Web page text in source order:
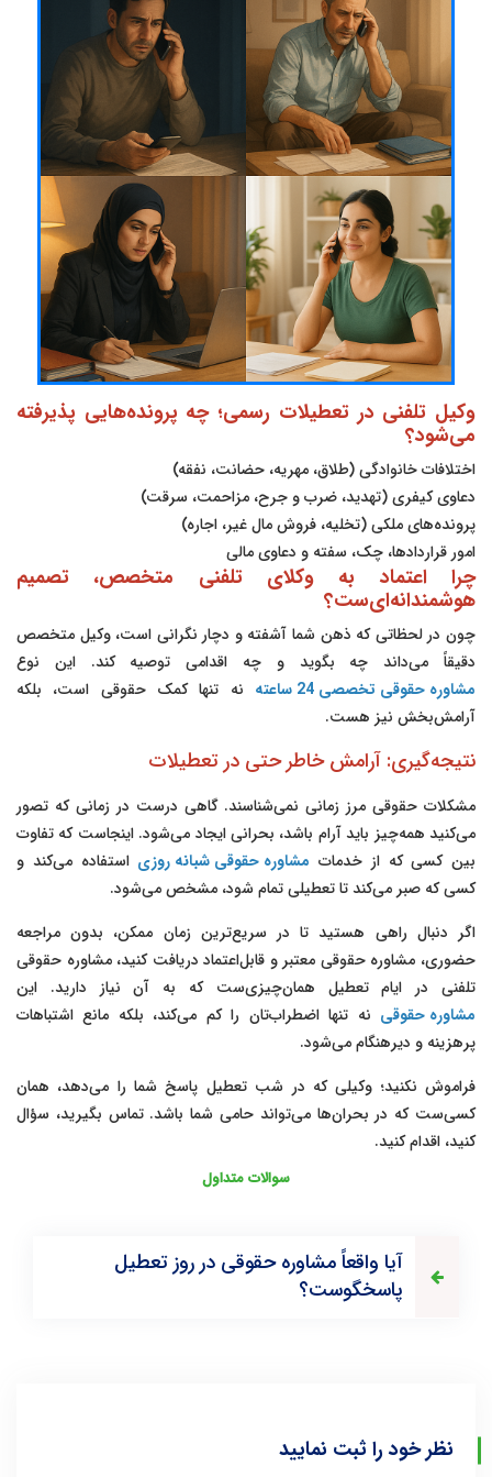
وکیل تلفنی در تعطیلات رسمی؛ چه پرونده‌هایی پذیرفته
می‌شود؟
اختلافات خانوادگی (طلاق، مهریه، حضانت، نفقه)
دعاوی کیفری (تهدید، ضرب و جرح، مزاحمت، سرقت)
پرونده‌های ملکی (تخلیه، فروش مال غیر، اجاره)
امور قراردادها، چک، سفته و دعاوی مالی
چرا اعتماد به وکلای تلفنی متخصص، تصمیم
هوشمندانه‌ای‌ست؟
چون در لحظاتی که ذهن شما آشفته و دچار نگرانی است، وکیل متخصص
دقیقاً می‌داند چه بگوید و چه اقدامی توصیه کند. این نوع
مشاوره حقوقی تخصصی 24 ساعته
نه تنها کمک حقوقی است، بلکه
آرامش‌بخش نیز هست.
نتیجه‌گیری: آرامش خاطر حتی در تعطیلات
مشکلات حقوقی مرز زمانی نمی‌شناسند. گاهی درست در زمانی که تصور
می‌کنید همه‌چیز باید آرام باشد، بحرانی ایجاد می‌شود. اینجاست که تفاوت
بین کسی که از خدمات مشاوره حقوقی شبانه روزی استفاده می‌کند و
کسی که صبر می‌کند تا تعطیلی تمام شود، مشخص می‌شود.
اگر دنبال راهی هستید تا در سریع‌ترین زمان ممکن، بدون مراجعه
حضوری، مشاوره حقوقی معتبر و قابل‌اعتماد دریافت کنید، مشاوره حقوقی
تلفنی در ایام تعطیل همان‌چیزی‌ست که به آن نیاز دارید. این
مشاوره حقوقی نه تنها اضطراب‌تان را کم می‌کند، بلکه مانع اشتباهات
پرهزینه و دیرهنگام می‌شود.
فراموش نکنید؛ وکیلی که در شب تعطیل پاسخ شما را می‌دهد، همان
کسی‌ست که در بحران‌ها می‌تواند حامی شما باشد. تماس بگیرید، سؤال
کنید، اقدام کنید.
سوالات متداول
آیا واقعاً مشاوره حقوقی در روز تعطیل
پاسخگوست؟
نظر خود را ثبت نمایید